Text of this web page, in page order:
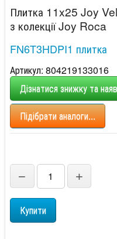
Плитка 11x25 Joy
з колекції Joy Roca
FN6T3HDPI1 плитка
Артикул: 804219133016
Дізнатися знижку та
Підібрати аналоги...
− +